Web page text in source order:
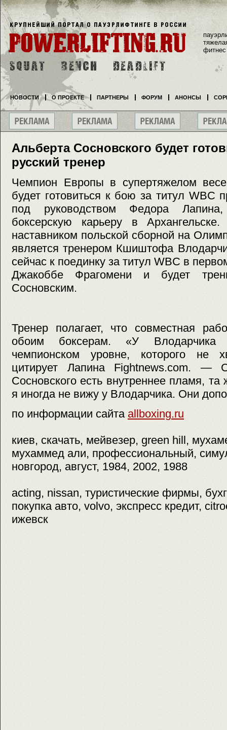
Альберта Сосновского будет
русский тренер
Чемпион Европы в супертяжелом
будет готовиться к бою за титул WBC
под руководством Федора
боксерскую карьеру в
наставником польской сборной на
является тренером Кшиштофа
сейчас к поединку за титул WBC в
Джакоббе Фрагомени и будет
Сосновским.
Тренер полагает, что совместная
обоим боксерам. «У
чемпионском уровне, которого не
цитирует Лапина Fightnews.com. —
Сосновского есть внутреннее пламя, та
я иногда не вижу у Влодарчика. Они
по информации сайта allboxing.ru
киев, скачать, мейвезер, green hill,
мухаммед али, профессиональный,
новгород, август, 1984, 2002, 1988
acting, nissan, туристические фирмы,
покупка авто, volvo, экспресс кредит,
ижевск
фитнес
НОВОСТИ О ПРОЕКТЕ ПАРТНЕРЫ ФОРУМ АНОНСЫ